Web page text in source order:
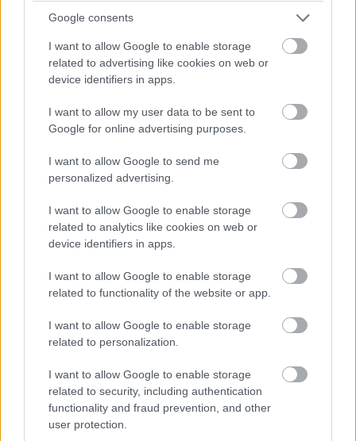
Google consents
I want to allow Google to enable storage
related to advertising like cookies on web or
device identifiers in apps.
I want to allow my user data to be sent to
Google for online advertising purposes.
I want to allow Google to send me
personalized advertising.
I want to allow Google to enable storage
related to analytics like cookies on web or
device identifiers in apps.
I want to allow Google to enable storage
related to functionality of the website or app.
I want to allow Google to enable storage
related to personalization.
I want to allow Google to enable storage
related to security, including authentication
functionality and fraud prevention, and other
user protection.